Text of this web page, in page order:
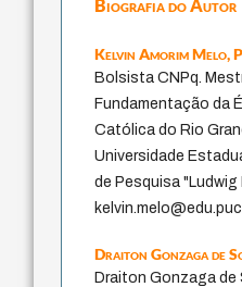
Biografia do Autor
Kelvin Amorim Melo,
Bolsista CNPq.
Fundamentação da
Católica do Rio
Universidade
de Pesquisa
Draiton Gonzaga de
Draiton Gonzaga de